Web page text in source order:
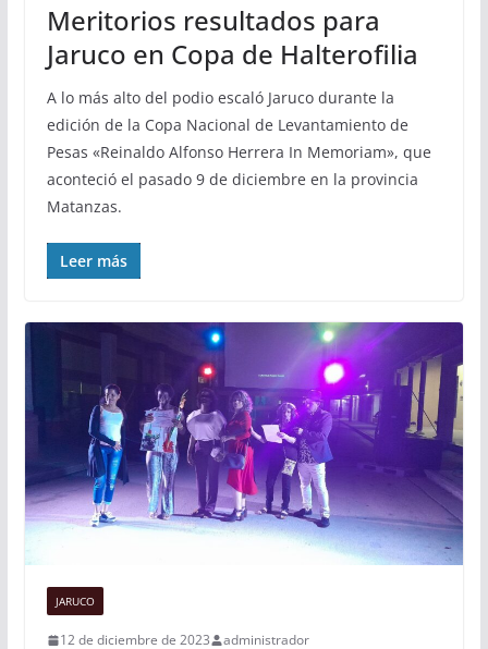
Meritorios resultados para
Jaruco en Copa de Halterofilia
A lo más alto del podio escaló Jaruco durante la
edición de la Copa Nacional de Levantamiento de
Pesas «Reinaldo Alfonso Herrera In Memoriam», que
aconteció el pasado 9 de diciembre en la provincia
Matanzas.
Leer más
JARUCO
12 de diciembre de 2023 administrador